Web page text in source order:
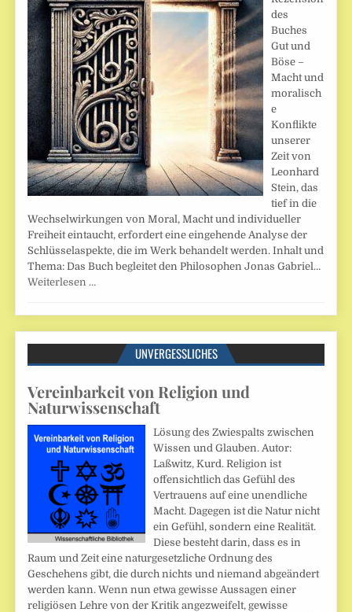
des
Buches
Gut und
Böse –
Macht und
moralisch
e
Konflikte
unserer
Zeit von
Leonhard
Stein, das
tief in die
Wechselwirkungen von Moral, Macht und individueller
Freiheit eintaucht, erfordert eine eingehende Analyse der
Schlüsselaspekte, die im Werk behandelt werden. Inhalt und
Thema: Das Buch begleitet den Philosophen Jonas Gabriel…
Weiterlesen …
UNVERGESSLICHES
Vereinbarkeit von Religion und
Naturwissenschaft
Lösung des Zwiespalts zwischen
Wissen und Glauben. Autor:
Laßwitz, Kurd. Religion ist
offensichtlich das Gefühl des
Vertrauens auf eine unendliche
Macht. Dagegen ist die Natur nicht
ein Gefühl, sondern eine Realität.
Diese besteht darin, dass es in
Raum und Zeit eine naturgesetzliche Ordnung des
Geschehens gibt, die durch nichts und niemand abgeändert
werden kann. Wenn nun etwa gewisse Aussagen einer
religiösen Lehre von der Kritik angezweifelt, gewisse